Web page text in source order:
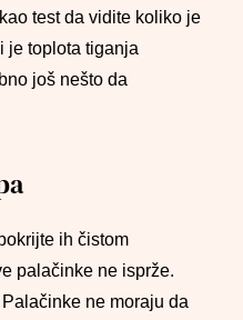
test da vidite koliko je
je toplota tiganja
još nešto da
ih čistom
palačinke ne isprže.
ne moraju da